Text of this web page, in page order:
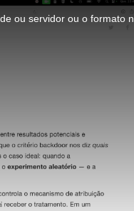
ou servidor ou o formato